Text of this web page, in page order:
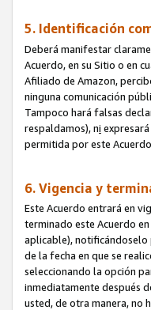
5. Identificación
Deberá manifestar
Acuerdo, en su Sitio o en
Afiliado de Amazon,
ninguna comunicación
Tampoco hará falsas
respaldamos), ni expresará
permitida por este
6. Vigencia y
Este Acuerdo entrará en
terminado este Acuerdo
aplicable), notificándoselo
de la fecha en que se
seleccionando la opción
inmediatamente después
usted, de otra manera, no